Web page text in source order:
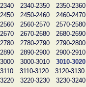
2340-2350 2350-2360
2450-2460 2460-2470
2560-2570 2570-2580
2670-2680 2680-2690
2780-2790 2790-2800
2890-2900 2900-2910
3000-3010 3010-3020
3110-3120 3120-3130
3220-3230 3230-3240